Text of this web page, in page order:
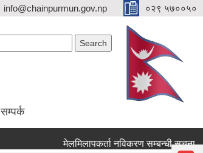
info@chainpurmun.gov.np ०२९ ५७००५०
सम्पर्क
मेलमिलापकर्ता नविकरण सम्बन्धी सूचना